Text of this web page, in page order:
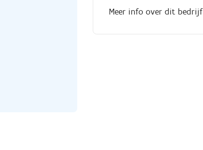
Meer info over dit bedrijf